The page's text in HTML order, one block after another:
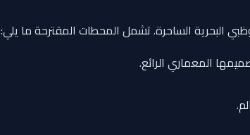
البحرية الساحرة. تشمل المحطات المقترحة ما يلي:
المعماري الرائع.